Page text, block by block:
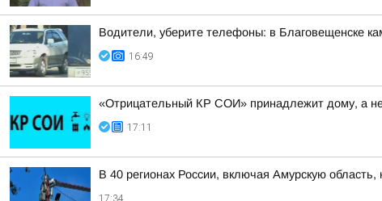
Водители, уберите телефоны: в Благовещенске
16:49
«Отрицательный КР СОИ» принадлежит дому, а
17:11
В 40 регионах России, включая Амурскую
17:34